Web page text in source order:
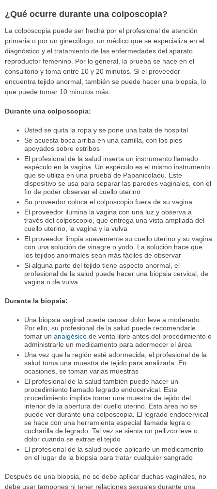
¿Qué ocurre durante una colposcopia?
La colposcopia puede ser hecha por el profesional de atención
primaria o por un ginecólogo, un médico que se especializa en el
diagnóstico y el tratamiento de las enfermedades del aparato
reproductor femenino. Por lo general, la prueba se hace en el
consultorio y toma entre 10 y 20 minutos. Si el proveedor
encuentra tejido anormal, también se puede hacer una biopsia, lo
que puede tomar 10 minutos más.
Durante una colposcopia:
Usted se quita la ropa y se pone una bata de hospital
Se acuesta boca arriba en una camilla, con los pies
apoyados sobre estribos
El profesional de la salud inserta un instrumento llamado
espéculo en la vagina. Un espéculo es el mismo instrumento
que se utiliza en una prueba de Papanicolaou. Este
dispositivo se usa para separar las paredes vaginales, con el
fin de poder observar el cuello uterino
Su proveedor coloca el colposcopio fuera de su vagina
El proveedor ilumina la vagina con una luz y observa a
través del colposcopio, que entrega una vista ampliada del
cuello uterino, la vagina y la vulva
El proveedor limpia suavemente su cuello uterino y su vagina
con una solución de vinagre o yodo. La solución hace que
los tejidos anormales sean más fáciles de observar
Si alguna parte del tejido tiene aspecto anormal, el
profesional de la salud puede hacer una biopsia cervical, de
vagina o de vulva
Durante la biopsia:
Una biopsia vaginal puede causar dolor leve a moderado.
Por ello, su profesional de la salud puede recomendarle
tomar un analgésicode venta libre antes del procedimiento o
administrarle un medicamento para adormecer el área
Una vez que la región esté adormecida, el profesional de la
salud toma una muestra de tejido para analizarla. En
ocasiones, se toman varias muestras
El profesional de la salud también puede hacer un
procedimiento llamado legrado endocervical. Este
procedimiento implica tomar una muestra de tejido del
interior de la abertura del cuello uterino. Esta área no se
puede ver durante una colposcopia. El legrado endocervical
se hace con una herramienta especial llamada legra o
cucharilla de legrado. Tal vez se sienta un pellizco leve o
dolor cuando se extrae el tejido
El profesional de la salud puede aplicarle un medicamento
en el lugar de la biopsia para tratar cualquier sangrado
Después de una biopsia, no se debe aplicar duchas vaginales, no
debe usar tampones ni tener relaciones sexuales durante una